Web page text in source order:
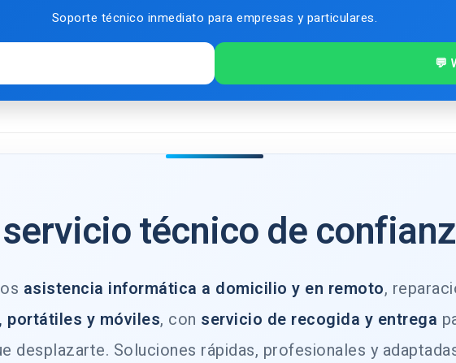
Soporte técnico inmediato para empresas y particulares.
💬
técnico de
asistencia informática a domicilio y en remoto,
portátiles y móviles, con servicio de recogida y entrega
desplazarte. Soluciones rápidas, profesionales y